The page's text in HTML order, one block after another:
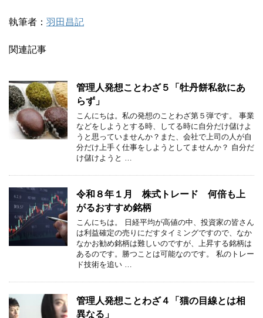
執筆者： 羽田昌記
関連記事
管理人発想ことわざ５「牡丹餅私欲にあ
らず」
こんにちは。私の発想のことわざ第５弾です。 事業
などをしようとする時、してる時に自分だけ儲けよ
うと思っていませんか？また、会社で上司の人が自
分だけ上手く仕事をしようとしてませんか？ 自分だ
け儲けようと …
令和８年１月 株式トレード 何倍も上
がるおすすめ銘柄
こんにちは。 日経平均が高値の中、投資家の皆さん
は利益確定の売りにだすタイミングですので、なか
なかお勧め銘柄は難しいのですが、上昇する銘柄は
あるのです。勝つことは可能なのです。 私のトレー
ド技術を追い …
管理人発想ことわざ４「猫の目線とは相
異なる」